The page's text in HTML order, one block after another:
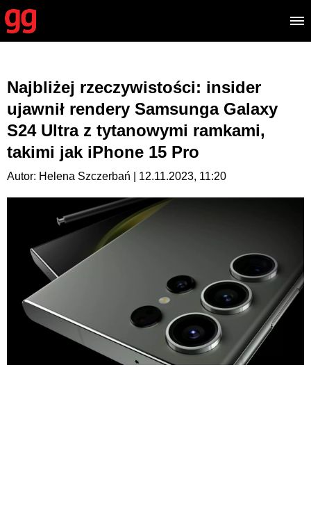
Najbliżej rzeczywistości: insider
ujawnił rendery Samsunga Galaxy
S24 Ultra z tytanowymi ramkami,
takimi jak iPhone 15 Pro
Autor: Helena Szczerbań | 12.11.2023, 11:20